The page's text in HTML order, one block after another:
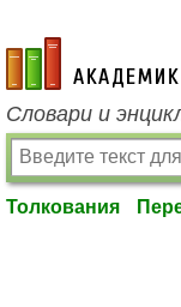
academic.ru
Словари и
Толкования